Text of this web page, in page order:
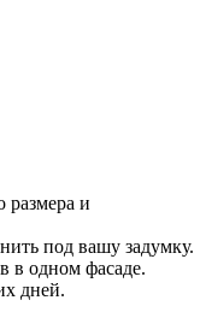
размера и
под вашу задумку.
в одном фасаде.
дней.